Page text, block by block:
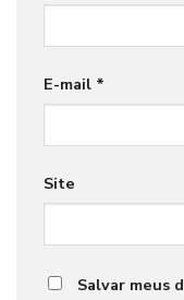
E-mail *
Site
Salvar meus